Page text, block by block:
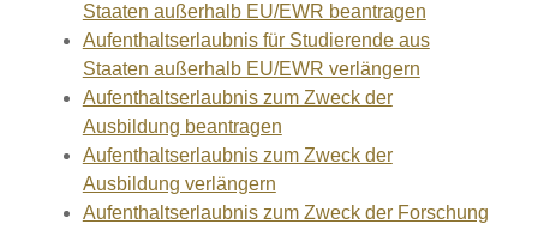
Staaten außerhalb EU/EWR beantragen
Aufenthaltserlaubnis für Studierende aus
Staaten außerhalb EU/EWR verlängern
Aufenthaltserlaubnis zum Zweck der
Ausbildung beantragen
Aufenthaltserlaubnis zum Zweck der
Ausbildung verlängern
Aufenthaltserlaubnis zum Zweck der Forschung